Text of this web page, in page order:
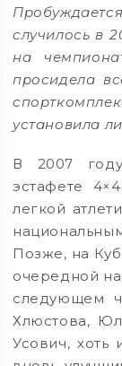
случилось в
на
просидела
установила
В 2007
эстафете
легкой
Позже, на
очередной
следующем
Хлюстова,
Усович,